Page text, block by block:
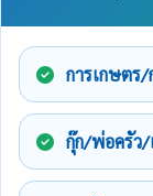
การเกษตร
กุ๊ก/พ่อครัว